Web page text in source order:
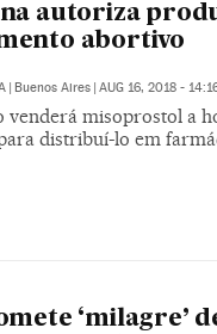
autoriza
abortivo
Buenos Aires AUG 16, 2018 -
venderá misoprostol a
distribuí-lo em
‘milagre’